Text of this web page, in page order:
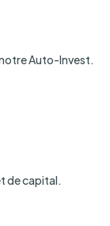
Auto-Invest.
de capital.